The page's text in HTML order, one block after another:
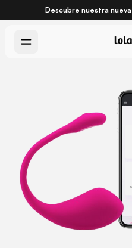
Descubre nuestra nueva